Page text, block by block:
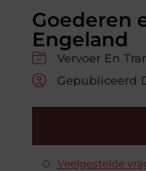
Goederen
Engeland
Vervoer En
Gepubliceerd
Veelgestelde